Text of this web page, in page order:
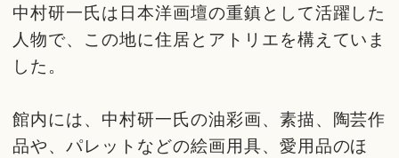
中村研一氏は日本洋画壇の重鎮として活躍した
人物で、この地に住居とアトリエを構えていま
した。
館内には、中村研一氏の油彩画、素描、陶芸作
品や、パレットなどの絵画用具、愛用品のほ